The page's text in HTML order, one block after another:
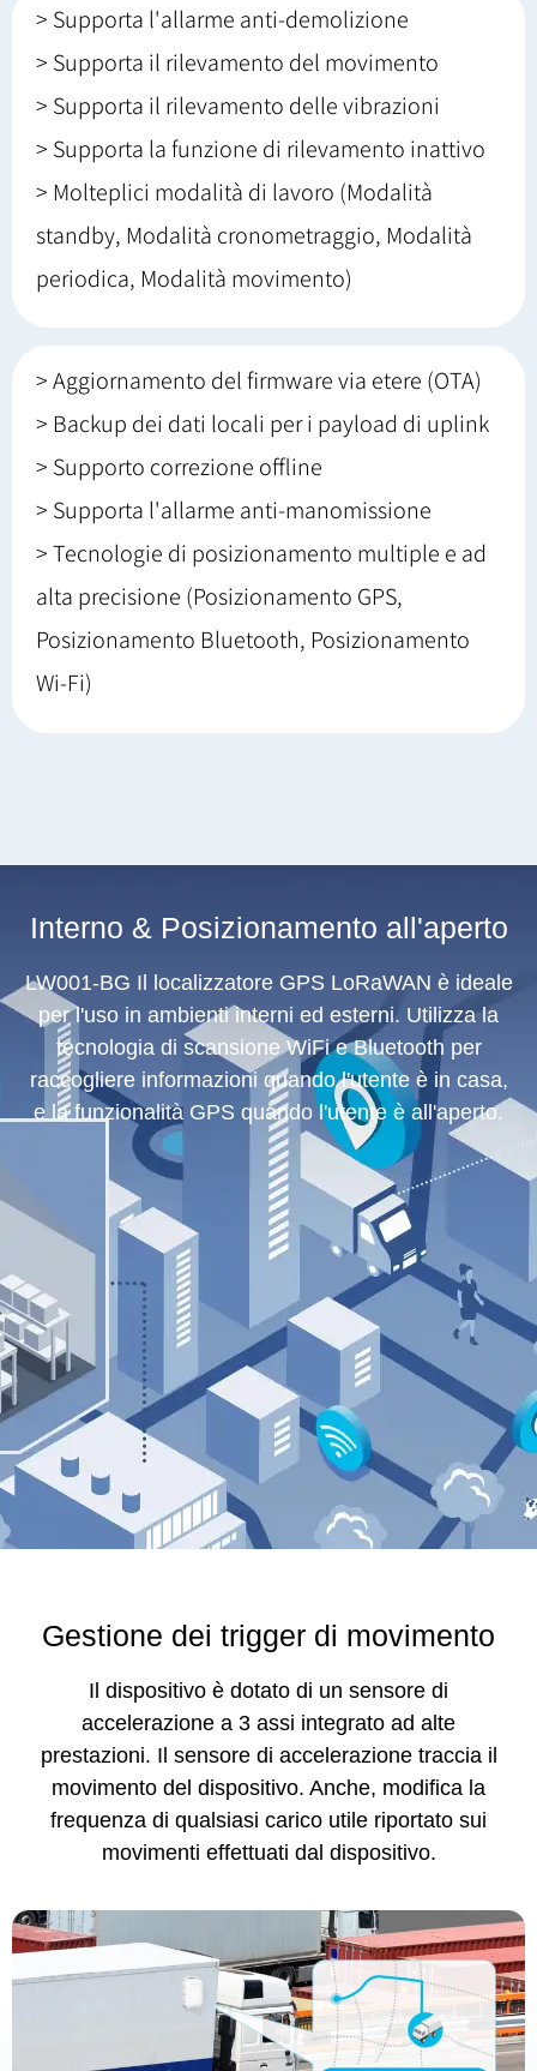
> Supporta l'allarme anti-demolizione
> Supporta il rilevamento del movimento
> Supporta il rilevamento delle vibrazioni
> Supporta la funzione di rilevamento inattivo
> Molteplici modalità di lavoro (Modalità
standby, Modalità cronometraggio, Modalità
periodica, Modalità movimento)
> Aggiornamento del firmware via etere (OTA)
> Backup dei dati locali per i payload di uplink
> Supporto correzione offline
> Supporta l'allarme anti-manomissione
> Tecnologie di posizionamento multiple e ad
alta precisione (Posizionamento GPS,
Posizionamento Bluetooth, Posizionamento
Wi-Fi)
Interno & Posizionamento all'aperto
LW001-BG Il localizzatore GPS LoRaWAN è ideale
per l'uso in ambienti interni ed esterni. Utilizza la
tecnologia di scansione WiFi e Bluetooth per
raccogliere informazioni quando l'utente è in casa,
e la funzionalità GPS quando l'utente è all'aperto.
Gestione dei trigger di movimento
Il dispositivo è dotato di un sensore di
accelerazione a 3 assi integrato ad alte
prestazioni. Il sensore di accelerazione traccia il
movimento del dispositivo. Anche, modifica la
frequenza di qualsiasi carico utile riportato sui
movimenti effettuati dal dispositivo.